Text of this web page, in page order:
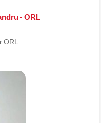
- ORL
ORL